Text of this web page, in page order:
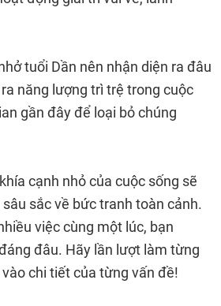
tuổi Dần nên nhận diện ra đâu
năng lượng trì trệ trong cuộc
gần đây để loại bỏ chúng
cạnh nhỏ của cuộc sống sẽ
sắc về bức tranh toàn cảnh.
việc cùng một lúc, bạn
đâu. Hãy lần lượt làm từng
chi tiết của từng vấn đề!